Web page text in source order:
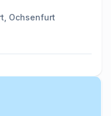
Ochsenfurt